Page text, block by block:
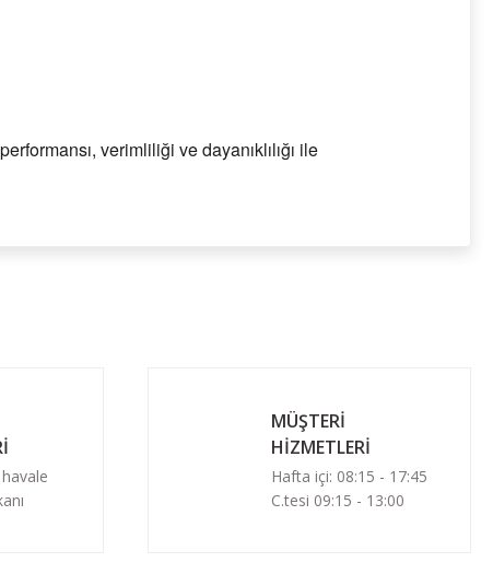
verimliliği ve dayanıklılığı ile
MÜŞTERİ
HİZMETLERİ
Hafta içi: 08:15 - 17:45
C.tesi 09:15 - 13:00